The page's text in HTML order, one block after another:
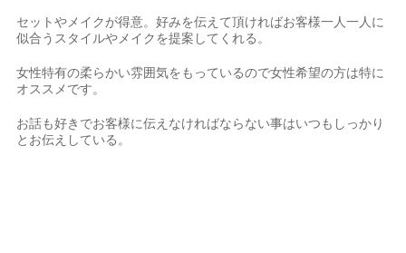
セットやメイクが得意。好みを伝えて頂ければお客様一人一人に
似合うスタイルやメイクを提案してくれる。
女性特有の柔らかい雰囲気をもっているので女性希望の方は特に
オススメです。
お話も好きでお客様に伝えなければならない事はいつもしっかり
とお伝えしている。